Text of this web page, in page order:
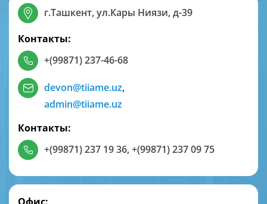
г.Ташкент, ул.Кары Ниязи, д-39
Контакты:
+(99871) 237-46-68
devon@tiiame.uz,
admin@tiiame.uz
Контакты:
+(99871) 237 19 36,+(99871) 237 09 75